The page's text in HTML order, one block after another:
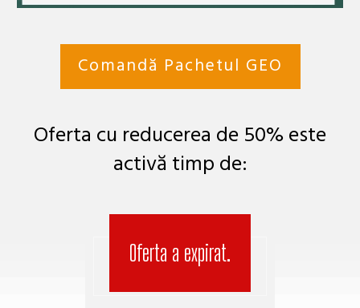
Comandă Pachetul GEO
Oferta cu reducerea de 50% este
activă timp de:
Oferta a expirat.